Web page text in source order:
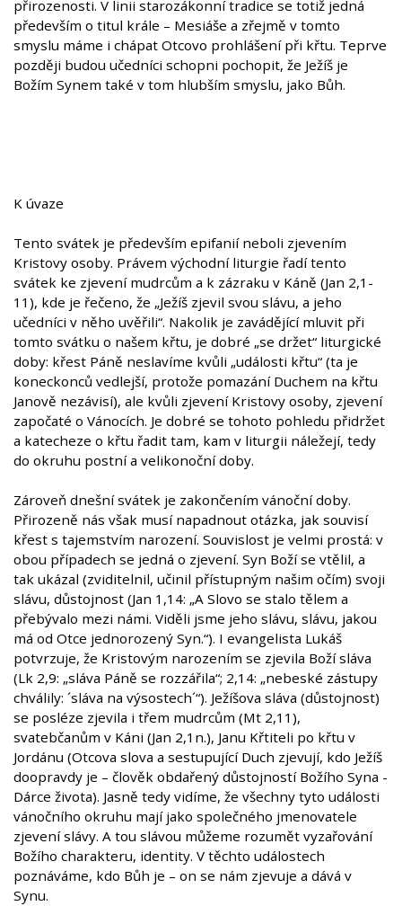
přirozenosti. V linii starozákonní tradice se totiž jedná
především o titul krále – Mesiáše a zřejmě v tomto
smyslu máme i chápat Otcovo prohlášení při křtu. Teprve
později budou učedníci schopni pochopit, že Ježíš je
Božím Synem také v tom hlubším smyslu, jako Bůh.
K úvaze
Tento svátek je především epifanií neboli zjevením
Kristovy osoby. Právem východní liturgie řadí tento
svátek ke zjevení mudrcům a k zázraku v Káně (Jan 2,1-
11), kde je řečeno, že „Ježíš zjevil svou slávu, a jeho
učedníci v něho uvěřili“. Nakolik je zavádějící mluvit při
tomto svátku o našem křtu, je dobré „se držet“ liturgické
doby: křest Páně neslavíme kvůli „události křtu“ (ta je
koneckonců vedlejší, protože pomazání Duchem na křtu
Janově nezávisí), ale kvůli zjevení Kristovy osoby, zjevení
započaté o Vánocích. Je dobré se tohoto pohledu přidržet
a katecheze o křtu řadit tam, kam v liturgii náležejí, tedy
do okruhu postní a velikonoční doby.
Zároveň dnešní svátek je zakončením vánoční doby.
Přirozeně nás však musí napadnout otázka, jak souvisí
křest s tajemstvím narození. Souvislost je velmi prostá: v
obou případech se jedná o zjevení. Syn Boží se vtělil, a
tak ukázal (zviditelnil, učinil přístupným našim očím) svoji
slávu, důstojnost (Jan 1,14: „A Slovo se stalo tělem a
přebývalo mezi námi. Viděli jsme jeho slávu, slávu, jakou
má od Otce jednorozený Syn.“). I evangelista Lukáš
potvrzuje, že Kristovým narozením se zjevila Boží sláva
(Lk 2,9: „sláva Páně se rozzářila“; 2,14: „nebeské zástupy
chválily: ´sláva na výsostech´“). Ježíšova sláva (důstojnost)
se posléze zjevila i třem mudrcům (Mt 2,11),
svatebčanům v Káni (Jan 2,1n.), Janu Křtiteli po křtu v
Jordánu (Otcova slova a sestupující Duch zjevují, kdo Ježíš
doopravdy je – člověk obdařený důstojností Božího Syna -
Dárce života). Jasně tedy vidíme, že všechny tyto události
vánočního okruhu mají jako společného jmenovatele
zjevení slávy. A tou slávou můžeme rozumět vyzařování
Božího charakteru, identity. V těchto událostech
poznáváme, kdo Bůh je – on se nám zjevuje a dává v
Synu.